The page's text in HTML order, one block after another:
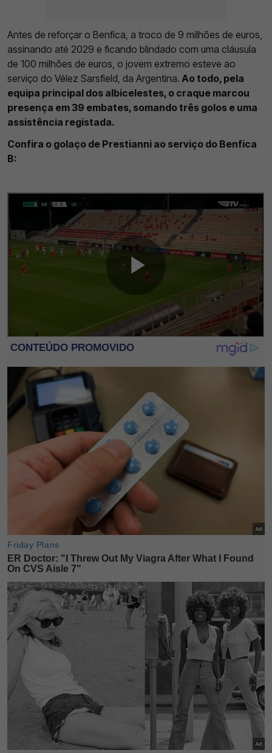
Antes de reforçar o Benfica, a troco de 9 milhões de euros,
assinando até 2029 e ficando blindado com uma cláusula
de 100 milhões de euros, o jovem extremo esteve ao
serviço do Vélez Sarsfield, da Argentina. Ao todo, pela
equipa principal dos albicelestes, o craque marcou
presença em 39 embates, somando três golos e uma
assistência registada.
Confira o golaço de Prestianni ao serviço do Benfica
B: